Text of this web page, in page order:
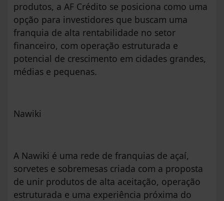
produtos, a AF Crédito se posiciona como uma
opção para investidores que buscam uma
franquia de alta rentabilidade no setor
financeiro, com operação estruturada e
potencial de crescimento em cidades grandes,
médias e pequenas.
Nawiki
A Nawiki é uma rede de franquias de açaí,
sorvetes e sobremesas criada com a proposta
de unir produtos de alta aceitação, operação
estruturada e uma experiência próxima do